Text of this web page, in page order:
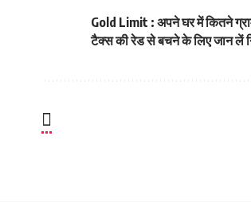
Gold Limit : अपने घर में कितने
टैक्स की रेड से बचने के लिए जान लें